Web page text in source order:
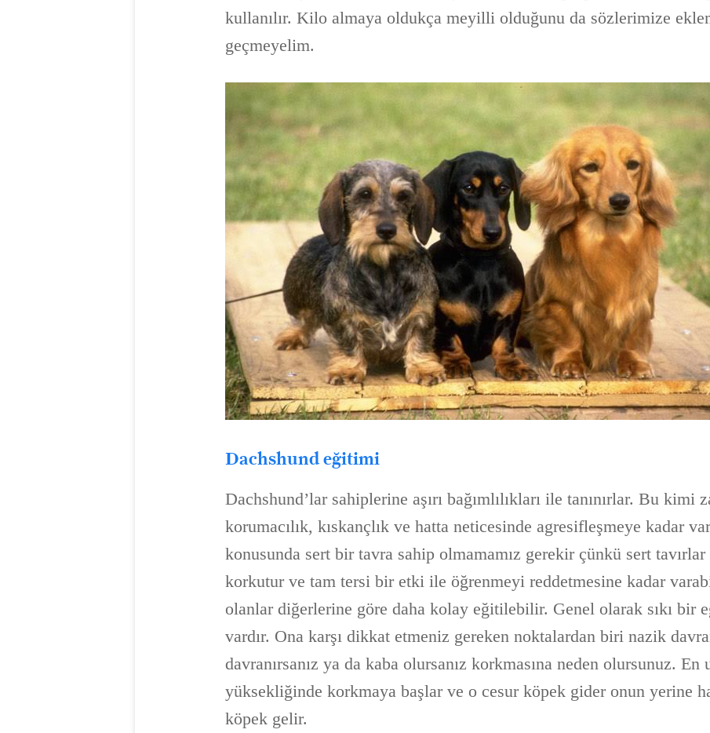
kullanılır. Kilo almaya oldukça meyilli olduğunu da sözlerimize
geçmeyelim.
Dachshund eğitimi
Dachshund’lar sahiplerine aşırı bağımlılıkları ile tanınırlar. Bu kimi
korumacılık, kıskançlık ve hatta neticesinde agresifleşmeye kadar
konusunda sert bir tavra sahip olmamamız gerekir çünkü sert
korkutur ve tam tersi bir etki ile öğrenmeyi reddetmesine kadar
olanlar diğerlerine göre daha kolay eğitilebilir. Genel olarak sıkı bir
vardır. Ona karşı dikkat etmeniz gereken noktalardan biri nazik
davranırsanız ya da kaba olursanız korkmasına neden olursunuz. En
yüksekliğinde korkmaya başlar ve o cesur köpek gider onun yerine
köpek gelir.